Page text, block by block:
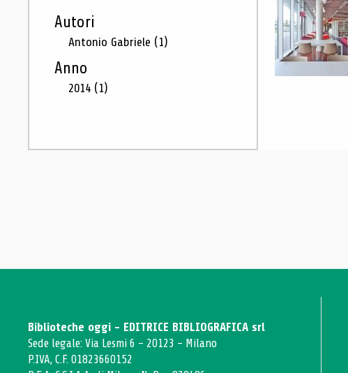
Autori
Antonio Gabriele (1)
Anno
2014 (1)
Biblioteche oggi - EDITRICE BIBLIOGRAFICA srl
Sede legale: Via Lesmi 6 - 20123 - Milano
P.IVA, C.F. 01823660152